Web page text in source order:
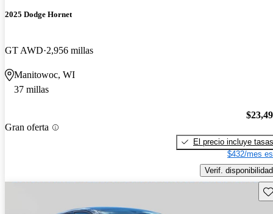
2025 Dodge Hornet
GT AWD 2,956 millas
Manitowoc, WI
37 millas
Gran oferta
El precio incluye tasas
$432/mes
Verif. disponibilidad